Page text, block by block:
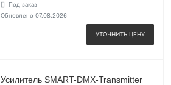
Под заказ
Обновлено 07.08.2026
УТОЧНИТЬ ЦЕНУ
Усилитель SMART-DMX-Transmitter